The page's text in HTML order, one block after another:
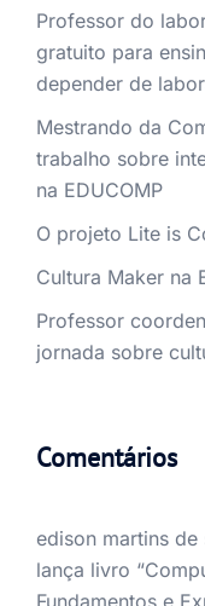
Professor do
gratuito para
depender de
Mestrando da
trabalho sobre
na EDUCOMP
O projeto Lite is
Cultura Maker na
Professor
jornada sobre
Comentários
edison martins de
lança livro